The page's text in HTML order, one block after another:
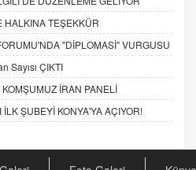
HALKINA TEŞEKKÜR
"DİPLOMASİ" VURGUSU
Sayısı ÇIKTI
İRAN PANELİ
ŞUBEYİ KONYA'YA AÇIYOR!